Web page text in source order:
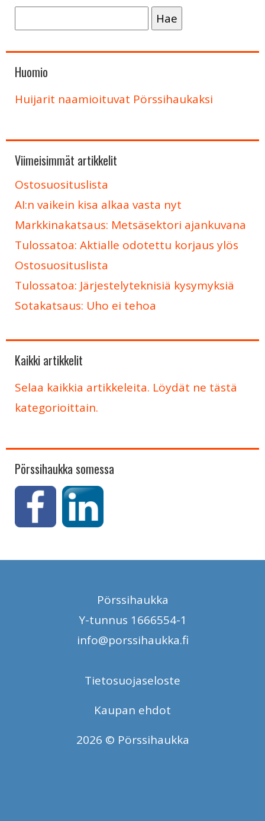
Huomio
Huijarit naamioituvat Pörssihaukaksi
Viimeisimmät artikkelit
Ostosuosituslista
AI:n vaikein kisa alkaa vasta nyt
Markkinakatsaus: Metsäsektori ajankuvana
Tulossatoa: Aktialle odotettu korjaus ylös
Ostosuosituslista
Tulossatoa: Järjestelyteknisiä kysymyksiä
Sotakatsaus: Uho ei tehoa
Kaikki artikkelit
Selaa kaikkia artikkeleita. Löydät ne tästä
kategorioittain.
Pörssihaukka somessa
Pörssihaukka
Y-tunnus 1666554-1
info@porssihaukka.fi
Tietosuojaseloste
Kaupan ehdot
2026 © Pörssihaukka